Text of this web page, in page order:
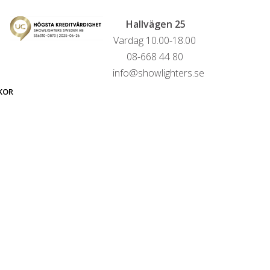
Hallvägen 25
Vardag 10.00-18.00
08-668 44 80
info@showlighters.se